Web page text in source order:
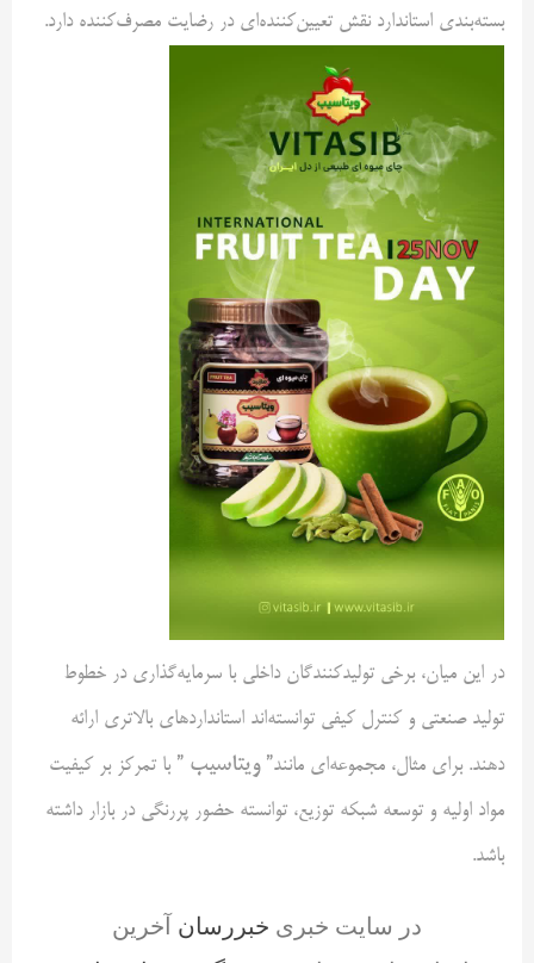
بسته‌بندی استاندارد نقش تعیین‌کننده‌ای در رضایت مصرف‌کننده دارد.
در این میان، برخی تولیدکنندگان داخلی با سرمایه‌گذاری در خطوط
تولید صنعتی و کنترل کیفی توانسته‌اند استانداردهای بالاتری ارائه
دهند. برای مثال، مجموعه‌ای مانند” ویتاسیب ” با تمرکز بر کیفیت
مواد اولیه و توسعه شبکه توزیع، توانسته حضور پررنگی در بازار داشته
باشد.
در سایت خبری خبررسان آخرین